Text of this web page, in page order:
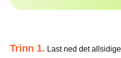
Trinn 1. Last ned det